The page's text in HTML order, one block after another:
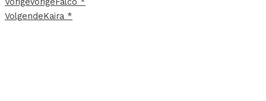
VolgendeKaira *